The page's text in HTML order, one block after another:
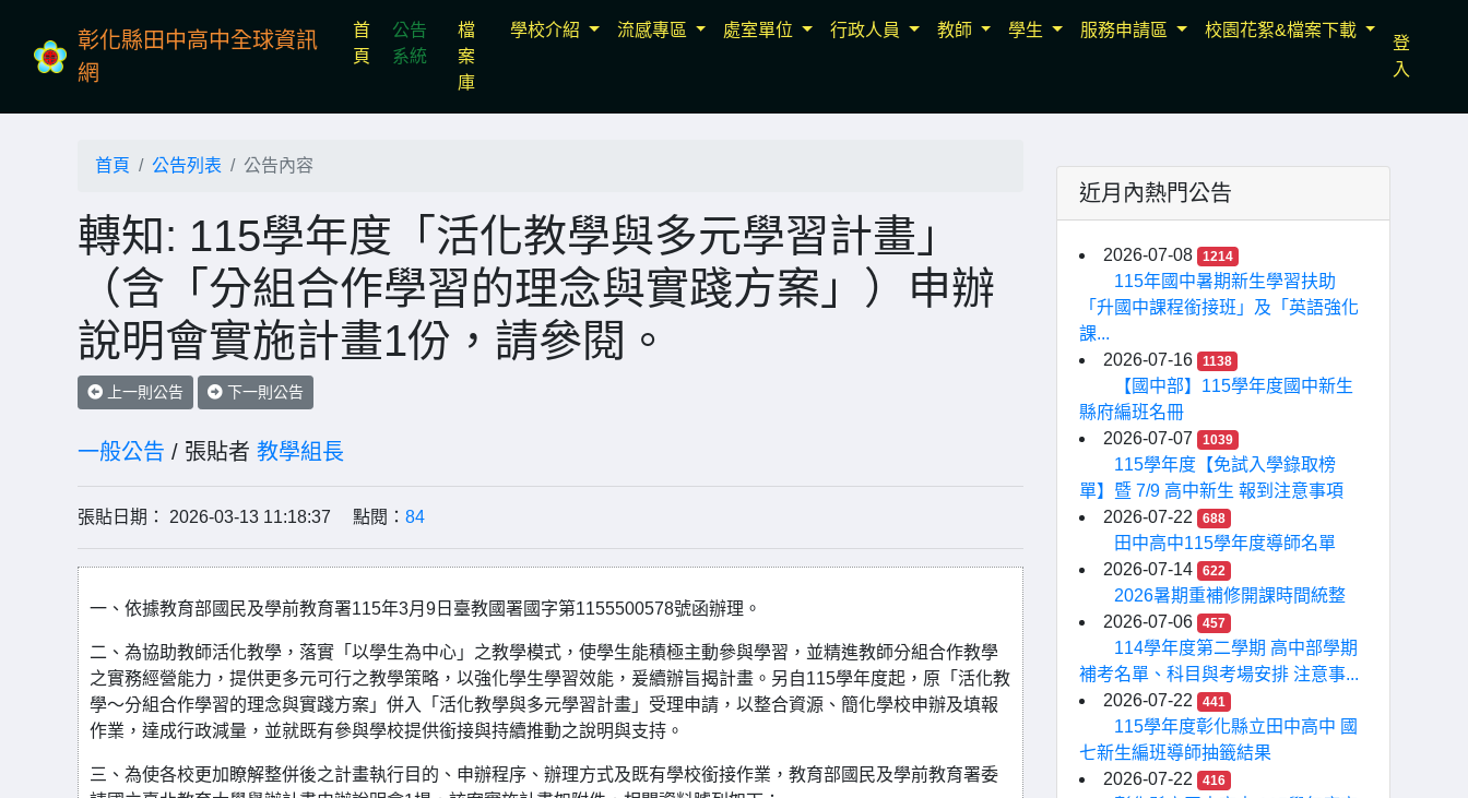
彰化縣田中高中全球資訊
網
首
頁 (current)
公告
系統
檔
案
庫
學校介紹 流感專區 處室單位 行政人員 教師 學生 服務申請區 校園花絮&檔案下載
登
入
首頁 公告列表 公告內容
轉知: 115學年度「活化教學與多元學習計畫」
（含「分組合作學習的理念與實踐方案」）申辦
說明會實施計畫1份，請參閱。
上一則公告 下一則公告
一般公告 / 張貼者 教學組長
張貼日期： 2026-03-13 11:18:37 點閱： 84
一、依據教育部國民及學前教育署115年3月9日臺教國署國字第1155500578號函辦理。
二、為協助教師活化教學，落實「以學生為中心」之教學模式，使學生能積極主動參與學習，並精進教師分組合作教學
之實務經營能力，提供更多元可行之教學策略，以強化學生學習效能，爰續辦旨揭計畫。另自115學年度起，原「活化教
學～分組合作學習的理念與實踐方案」併入「活化教學與多元學習計畫」受理申請，以整合資源、簡化學校申辦及填報
作業，達成行政減量，並就既有參與學校提供銜接與持續推動之說明與支持。
三、為使各校更加瞭解整併後之計畫執行目的、申辦程序、辦理方式及既有學校銜接作業，教育部國民及學前教育署委
近月內熱門公告
2026-07-08 1214
115年國中暑期新生學習扶助
「升國中課程銜接班」及「英語強化
課...
2026-07-16
1138
【國中部】115學年度國中新生
縣府編班名冊
2026-07-07
1039
115學年度【免試入學錄取榜
單】暨 7/9 高中新生 報到注意事項
2026-07-22
688
田中高中115學年度導師名單
2026-07-14
622
2026暑期重補修開課時間統整
2026-07-06
457
114學年度第二學期 高中部學期
補考名單、科目與考場安排 注意事...
2026-07-22
441
115學年度彰化縣立田中高中 國
七新生編班導師抽籤結果
2026-07-22
416